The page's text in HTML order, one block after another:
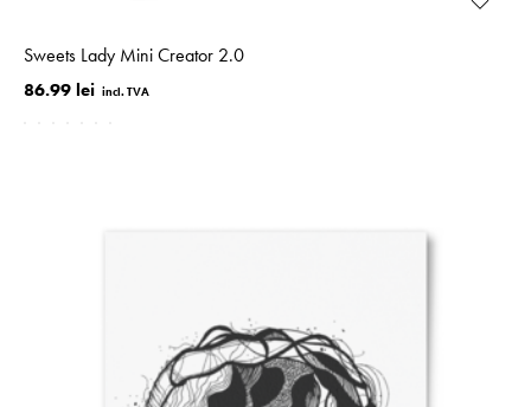
Sweets Lady Mini Creator 2.0
86.99 lei